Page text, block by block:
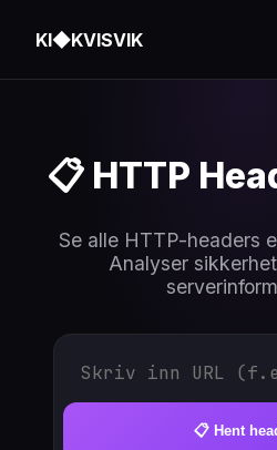
KI◆KVISVIK
📋 HTTP
Se alle HTTP-headers
Analyser
📋 Hent